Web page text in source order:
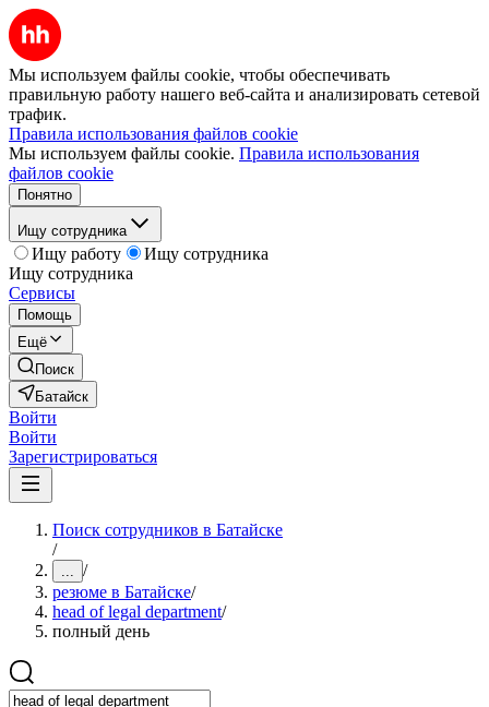
Мы используем файлы cookie, чтобы обеспечивать
правильную работу нашего веб-сайта и анализировать сетевой
трафик.
Правила использования файлов cookie
Мы используем файлы cookie. Правила использования
файлов cookie
Понятно
Ищу сотрудника
Ищу работу
Ищу сотрудника
Ищу сотрудника
Сервисы
Помощь
Ещё
Поиск
Батайск
Войти
Войти
Зарегистрироваться
Поиск сотрудников в Батайске
/
... /
резюме в Батайске/
head of legal department/
полный день